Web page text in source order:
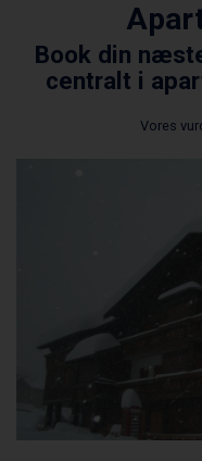
Book din
centralt i
Vores